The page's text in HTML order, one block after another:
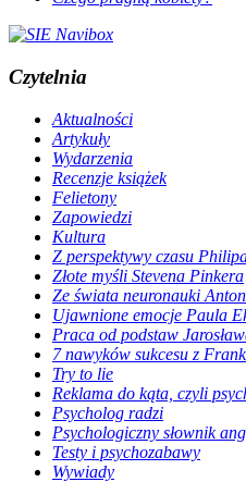
Czytelnia
Aktualności
Artykuły
Wydarzenia
Recenzje książek
Felietony
Zapowiedzi
Kultura
Z perspektywy czasu
Złote myśli Stevena Pinkera
Ze świata neuronauki
Ujawnione emocje Paula
Praca od podstaw
7 nawyków sukcesu z
Try to lie
Reklama do kąta, czyli
Psycholog radzi
Psychologiczny słownik
Testy i psychozabawy
Wywiady